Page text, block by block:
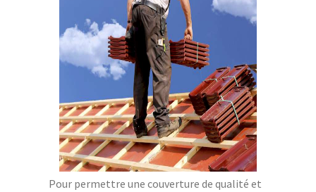
Pour permettre une couverture de qualité et